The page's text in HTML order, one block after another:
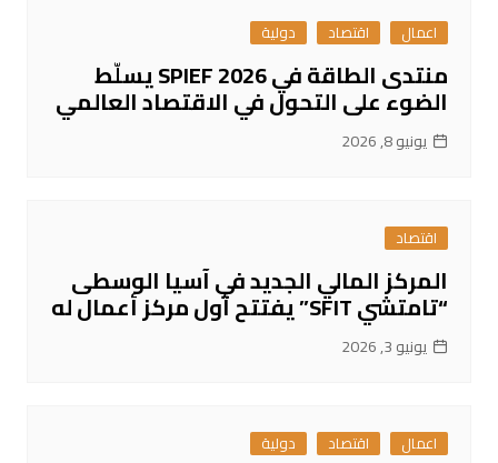
اعمال اقتصاد دولية
منتدى الطاقة في SPIEF 2026 يسلّط
الضوء على التحول في الاقتصاد العالمي
يونيو 8, 2026
اقتصاد
المركز المالي الجديد في آسيا الوسطى
“تامتشي SFIT” يفتتح أول مركز أعمال له
يونيو 3, 2026
اعمال اقتصاد دولية